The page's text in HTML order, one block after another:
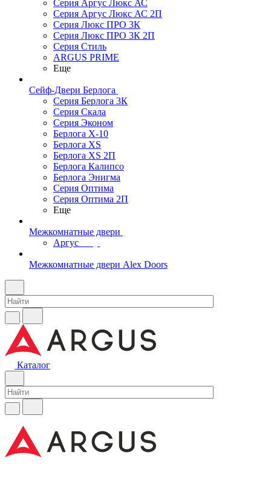
Серия Аргус Люкс АС
Серия Аргус Люкс АС 2П
Серия Люкс ПРО 3К
Серия Люкс ПРО 3К 2П
Серия Стиль
ARGUS PRIME
Еще
Сейф-Двери Берлога
Серия Берлога 3К
Серия Скала
Серия Эконом
Берлога X-10
Берлога XS
Берлога XS 2П
Берлога Калипсо
Берлога Энигма
Серия Оптима
Серия Оптима 2П
Еще
Межкомнатные двери
Аргус
Межкомнатные двери Alex Doors
Каталог